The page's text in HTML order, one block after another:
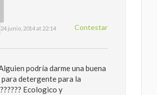
Contestar
24 junio, 2014 at 22:14
podría darme una buena
detergente para la
Ecologico y